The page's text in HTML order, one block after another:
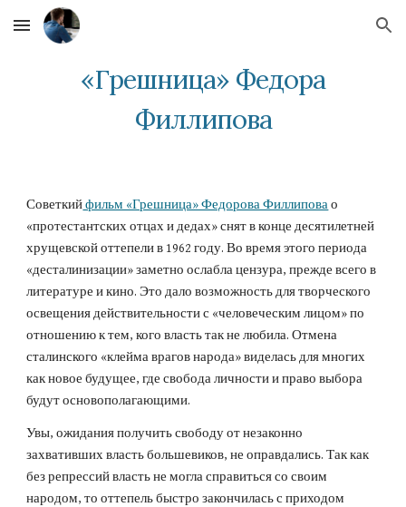
Skip to main content Skip to navigation
«Грешница» Федора
Филлипова
Советкийфильм «Грешница» Федорова Филлиповао
«протестантских отцах и дедах» снят в конце десятилетней
хрущевской оттепели в 1962 году. Во время этого периода
«десталинизации» заметно ослабла цензура, прежде всего в
литературе и кино. Это дало возможность для творческого
освещения действительности с «человеческим лицом» по
отношению к тем, кого власть так не любила. Отмена
сталинского «клейма врагов народа» виделась для многих
как новое будущее, где свобода личности и право выбора
будут основополагающими.
Увы, ожидания получить свободу от незаконно
захвативших власть большевиков, не оправдались. Так как
без репрессий власть не могла справиться со своим
народом, то оттепель быстро закончилась с приходом